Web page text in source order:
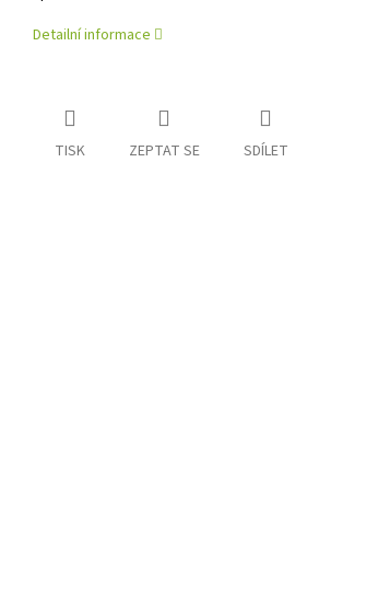
Detailní informace
TISK ZEPTAT SE SDÍLET